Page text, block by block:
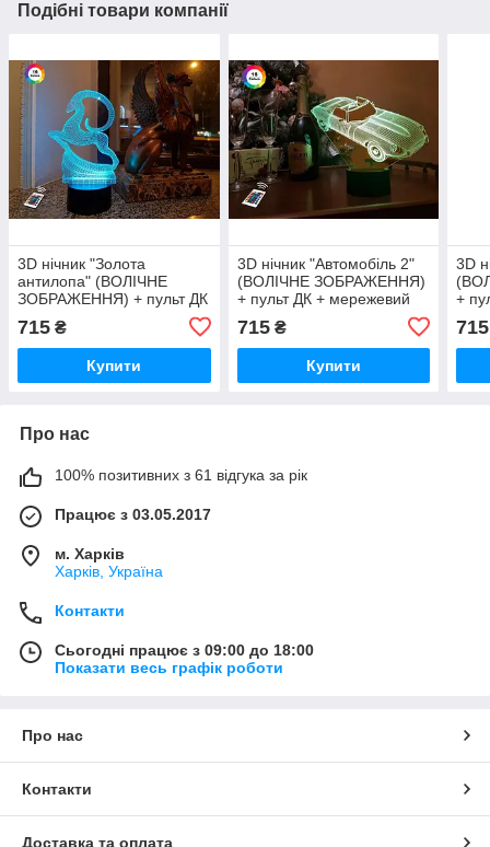
Подібні товари компанії
3D нічник "Золота
антилопа" (ВОЛІЧНЕ
ЗОБРАЖЕННЯ) + пульт ДК
+батарейки (3ААА)
3DTOYSLAMP
715 ₴
Купити
3D нічник "Автомобіль 2"
(ВОЛІЧНЕ ЗОБРАЖЕННЯ)
+ пульт ДК + мережевий
(3ААА) 3DTOYSLAMP
715₴
Купити
3D
+
715
Про нас
100% позитивних з 61 відгука за рік
Працює з 03.05.2017
м. Харків
Харків, Україна
Контакти
Сьогодні працює з 09:00 до 18:00
Показати весь графік роботи
Про нас
Контакти
Доставка та оплата